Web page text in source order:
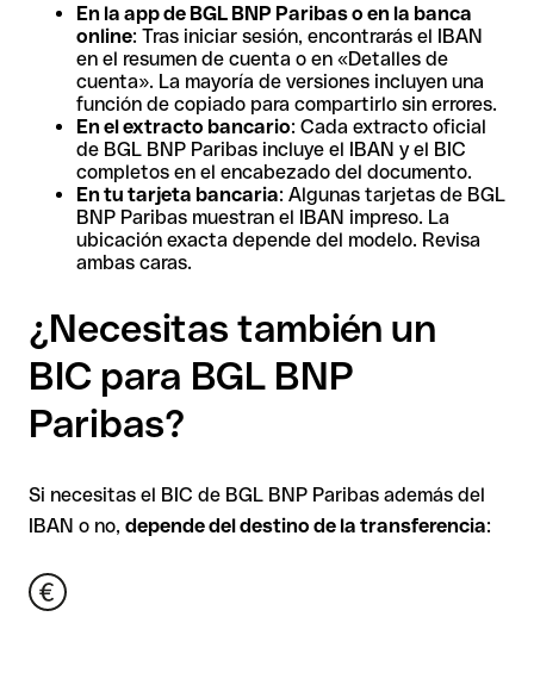
En la app de BGL BNP Paribas o en la banca
online: Tras iniciar sesión, encontrarás el IBAN
en el resumen de cuenta o en «Detalles de
cuenta». La mayoría de versiones incluyen una
función de copiado para compartirlo sin errores.
En el extracto bancario: Cada extracto oficial
de BGL BNP Paribas incluye el IBAN y el BIC
completos en el encabezado del documento.
En tu tarjeta bancaria: Algunas tarjetas de BGL
BNP Paribas muestran el IBAN impreso. La
ubicación exacta depende del modelo. Revisa
ambas caras.
¿Necesitas también un
BIC para BGL BNP
Paribas?
Si necesitas el BIC de BGL BNP Paribas además del
IBAN o no, depende del destino de la transferencia: